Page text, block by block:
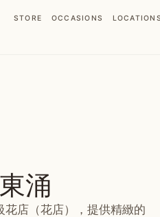
STORE OCCASIONS
涌
店（花店），提供精緻的